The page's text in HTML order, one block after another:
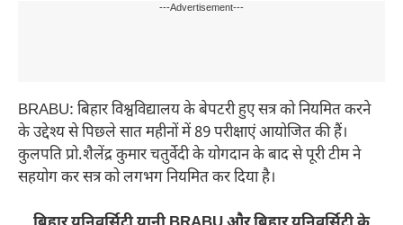
---Advertisement---
BRABU: बिहार विश्वविद्यालय के बेपटरी हुए सत्र को नियमित करने
के उद्देश्य से पिछले सात महीनों में 89 परीक्षाएं आयोजित की हैं।
कुलपति प्रो.शैलेंद्र कुमार चतुर्वेदी के योगदान के बाद से पूरी टीम ने
सहयोग कर सत्र को लगभग नियमित कर दिया है।